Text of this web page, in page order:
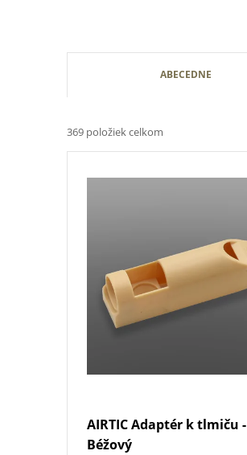
a
d
ABECEDNE
369 položiek celkom
V
AIRTIC Adaptér k tlmiču -
Béžový